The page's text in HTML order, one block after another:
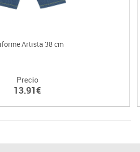
Artista 38 cm
Precio
13.91€